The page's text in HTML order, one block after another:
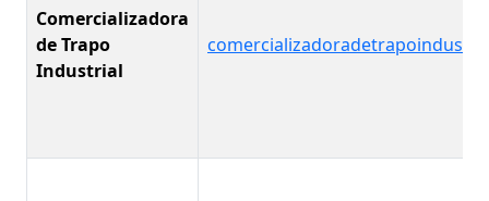
Comercializadora
de Trapo
Industrial